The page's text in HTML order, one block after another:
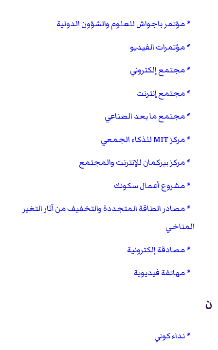
مؤتمر باجواش للعلوم والشؤون الدولية
مؤتمرات الفيديو
مجتمع إلكتروني
مجتمع إنترنت
مجتمع ما بعد الصناعي
مركز MIT للذكاء الجمعي
مركز بيركمان للإنترنت والمجتمع
مشروع أعمال سكونك
مصادر الطاقة المتجددة والتخفيف من آثار التغير
المناخي
مصادقة إلكترونية
مهاتفة فيديوية
ن
نداء كوني